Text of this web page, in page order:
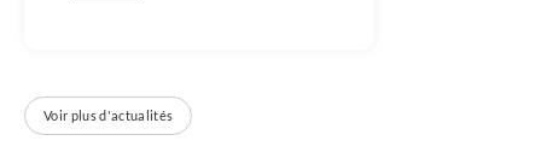
Voir plus d'actualités